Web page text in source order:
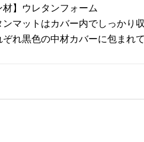
材】ウレタンフォーム
マットはカバー内でしっかり
ぞれ黒色の中材カバーに包まれ